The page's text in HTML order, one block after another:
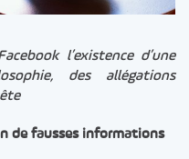
l’existence d’une
des allégations
de fausses informations